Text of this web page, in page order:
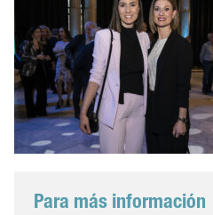
Para más información